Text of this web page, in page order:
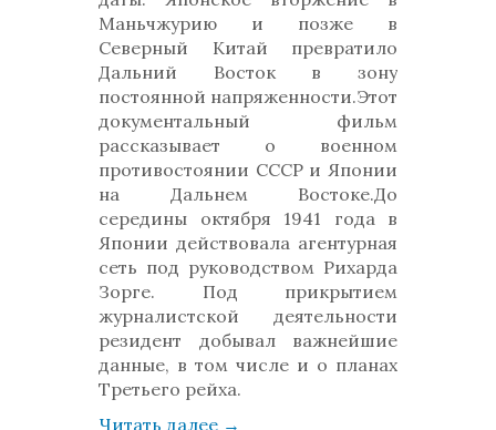
Маньчжурию и позже в
Северный Китай превратило
Дальний Восток в зону
постоянной напряженности.Этот
документальный фильм
рассказывает о военном
противостоянии СССР и Японии
на Дальнем Востоке.До
середины октября 1941 года в
Японии действовала агентурная
сеть под руководством Рихарда
Зорге. Под прикрытием
журналистской деятельности
резидент добывал важнейшие
данные, в том числе и о планах
Третьего рейха.
Читать далее →